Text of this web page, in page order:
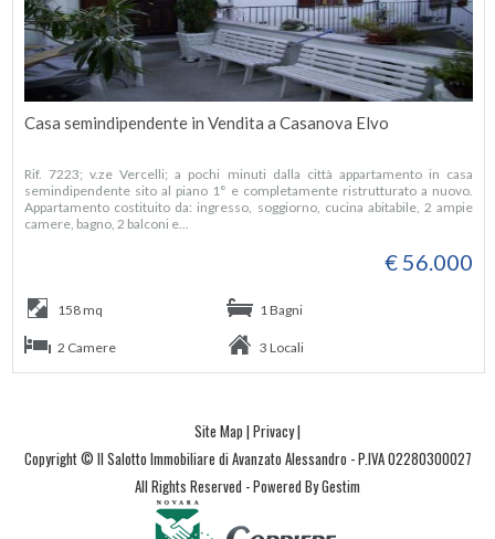
Casa semindipendente in Vendita a Casanova Elvo
Rif. 7223; v.ze Vercelli; a pochi minuti dalla città appartamento in casa
semindipendente sito al piano 1° e completamente ristrutturato a nuovo.
Appartamento costituito da: ingresso, soggiorno, cucina abitabile, 2 ampie
camere, bagno, 2 balconi e...
€ 56.000
158 mq 1 Bagni
2 Camere 3 Locali
Site Map | Privacy|
Copyright © Il Salotto Immobiliare di Avanzato Alessandro - P.IVA 02280300027
All Rights Reserved -Powered By Gestim